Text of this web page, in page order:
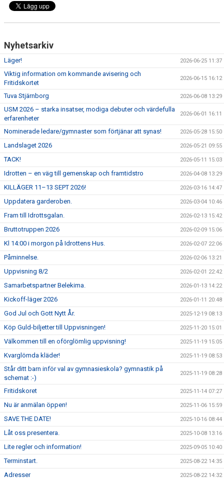
Nyhetsarkiv
Läger! 2026-06-25 11:37
Viktig information om kommande avisering och
Fritidskortet
2026-06-15 16:12
Tuva Stjärnborg 2026-06-08 13:29
USM 2026 – starka insatser, modiga debuter och värdefulla
erfarenheter
2026-06-01 16:11
Nominerade ledare/gymnaster som förtjänar att synas! 2026-05-28 15:50
Landslaget 2026 2026-05-21 09:55
TACK! 2026-05-11 15:03
Idrotten – en väg till gemenskap och framtidstro 2026-04-08 13:29
KILLÄGER 11–13 SEPT 2026! 2026-03-16 14:47
Uppdatera garderoben. 2026-03-04 10:46
Fram till Idrottsgalan. 2026-02-13 15:42
Bruttotruppen 2026 2026-02-09 15:06
Kl 14:00 i morgon på Idrottens Hus. 2026-02-07 22:06
Påminnelse. 2026-02-06 13:21
Uppvisning 8/2 2026-02-01 22:42
Samarbetspartner Belekima. 2026-01-13 14:22
Kickoff-läger 2026 2026-01-11 20:48
God Jul och Gott Nytt År. 2025-12-19 08:13
Köp Guld-biljetter till Uppvisningen! 2025-11-20 15:01
Välkommen till en oförglömlig uppvisning! 2025-11-19 15:05
Kvarglömda kläder! 2025-11-19 08:53
Står ditt barn inför val av gymnasieskola? gymnastik på
schemat :-)
2025-11-19 08:28
Fritidskoret 2025-11-14 07:27
Nu är anmälan öppen! 2025-11-06 15:59
SAVE THE DATE! 2025-10-16 08:44
Låt oss presentera. 2025-10-08 13:16
Lite regler och information! 2025-09-05 10:40
Terminstart. 2025-08-22 14:35
Adresser 2025-08-22 14:32